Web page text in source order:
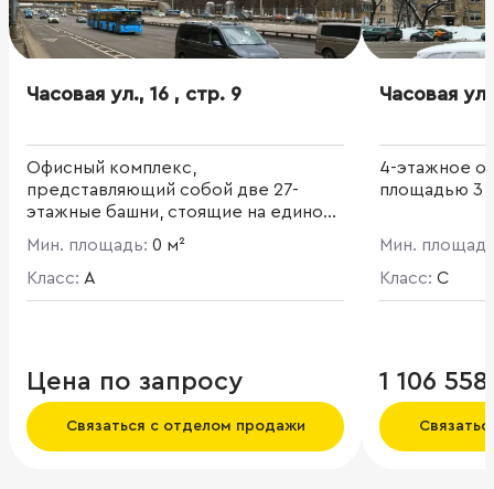
Часовая ул., 16 , стр. 9
Офисный комплекс,
представляющий собой две 27-
этажные башни, стоящие на едином
5-этажном стилобате. Общая
площадь проекта 99 971 кв. м. Башня
А: наземная площадь - 49 986,9 кв. м,
подземная площадь - 20 900 кв. м,
м. Комплекс создан по уникальному
архитектурному проекту в
соответствии с передовыми
техническими требованиями.
Мин. площадь: 0 м²
Класс: A
Цена по запросу
Связаться с отделом продажи
Часовая
4-этажное
площадью 3
Мин.
Класс: C
1 106